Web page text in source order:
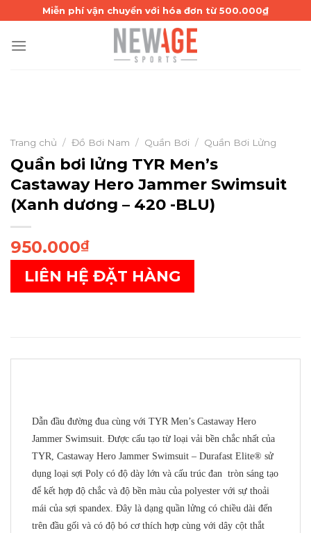
to
content
Miễn phí vận chuyển với hóa đơn từ 500.000₫
Trang chủ / Đồ Bơi Nam / Quần Bơi / Quần Bơi Lửng
Quần bơi lửng TYR Men’s
Castaway Hero Jammer Swimsuit
(Xanh dương – 420 -BLU)
950.000₫
LIÊN HỆ ĐẶT HÀNG
Dẫn đầu đường đua cùng với TYR Men’s Castaway Hero
Jammer Swimsuit. Được cấu tạo từ loại vải bền chắc nhất của
TYR, Castaway Hero Jammer Swimsuit – Durafast Elite® sử
dụng loại sợi Poly có độ dày lớn và cấu trúc đan tròn sáng tạo
để kết hợp độ chắc và độ bền màu của polyester với sự thoải
mái của sợi spandex. Đây là dạng quần lửng có chiều dài đến
trên đầu gối và có độ bó cơ thích hợp cùng với dây cột thắt